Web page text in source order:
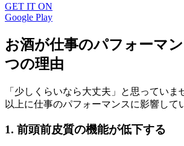
GET IT ON
Google Play
お酒が仕事のパフォーマ
つの理由
「少しくらいなら大丈夫」と思っていま
以上に仕事のパフォーマンスに影響して
1. 前頭前皮質の機能が低下する